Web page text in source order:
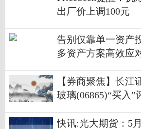
出厂价上调100元
告别仅靠单一资产
多资产方案高效应
【券商聚焦】长江
玻璃(06865)“买入”
快讯:光大期货：5